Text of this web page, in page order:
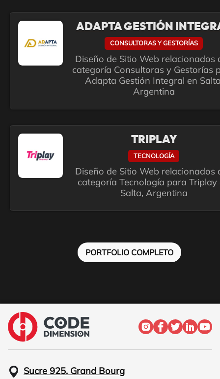
ADAPTA GESTIÓN
CONSULTORAS Y GESTORÍAS
Diseño de Sitio Web relacionados
categoría Consultoras y Gestorías
Adapta Gestión Integral en
Argentina
TRIPLAY
TECNOLOGÍA
Diseño de Sitio Web relacionados
categoría Tecnología para Triplay
Salta, Argentina
PORTFOLIO COMPLETO
Sucre 925. Grand Bourg